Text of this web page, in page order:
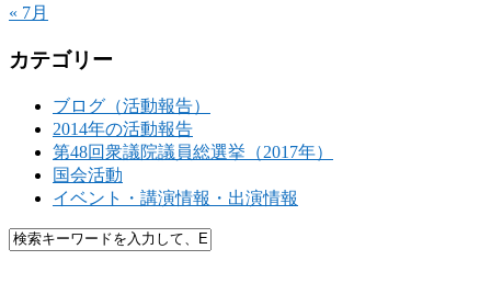
« 7月
カテゴリー
ブログ（活動報告）
2014年の活動報告
第48回衆議院議員総選挙（2017年）
国会活動
イベント・講演情報・出演情報